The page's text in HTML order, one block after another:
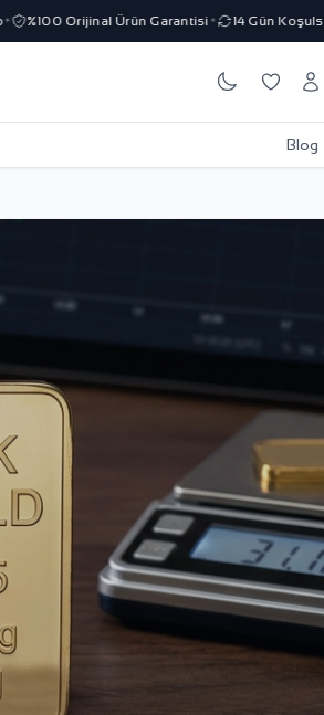
Orijinal Ürün Garantisi✦ 14 Gün Koşulsuz İade
Blog